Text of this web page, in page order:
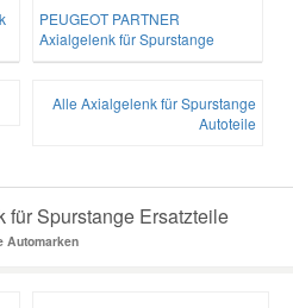
PEUGEOT PARTNER
Axialgelenk für Spurstange
Alle Axialgelenk für Spurstange
Autoteile
Spurstange Ersatzteile
Automarken